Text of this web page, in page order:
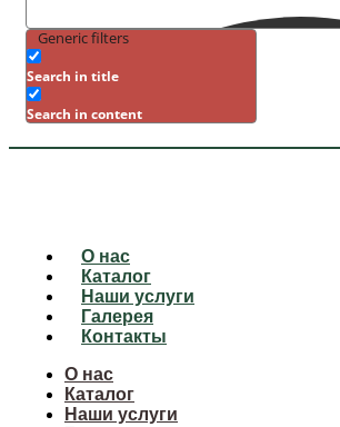
Generic filters
Search in title
Search in content
О нас
Каталог
Наши услуги
Галерея
Контакты
О нас
Каталог
Наши услуги